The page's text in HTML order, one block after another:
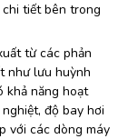
tiết bên trong
từ các phản
như lưu huỳnh
khả năng hoạt
độ bay hơi
với các dòng máy